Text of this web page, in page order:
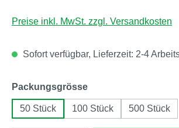
Preise inkl. MwSt. zzgl. Versandkosten
Sofort verfügbar, Lieferzeit: 2-4
Packungsgrösseauswählen
50 Stück 100 Stück 500 Stück